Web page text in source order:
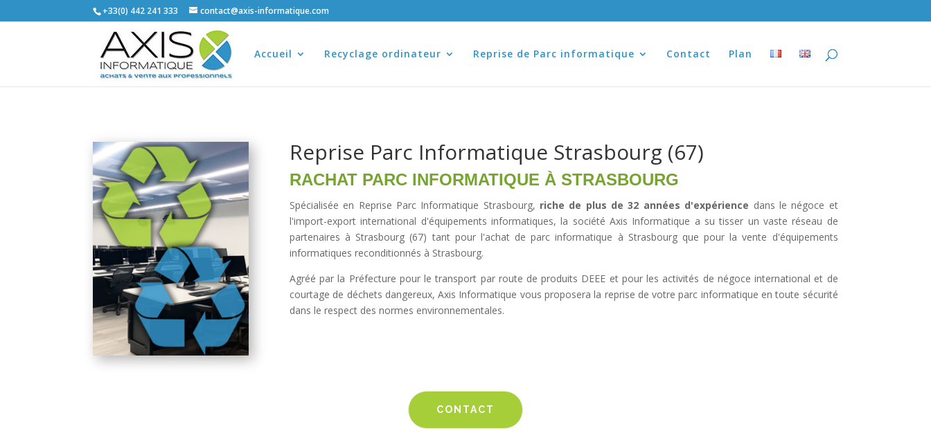
+33(0) 442 241 333 contact@axis-informatique.com
Accueil Recyclage ordinateur Reprise de Parc informatique Contact Plan
Reprise Parc Informatique Strasbourg (67)
RACHAT PARC INFORMATIQUE À STRASBOURG
Spécialisée en Reprise Parc Informatique Strasbourg, riche de plus de 32 années d'expérience dans le négoce et
l'import-export international d'équipements informatiques, la société Axis Informatique a su tisser un vaste réseau de
partenaires à Strasbourg (67) tant pour l'achat de parc informatique à Strasbourgque pour lavente d'équipements
informatiques reconditionnés à Strasbourg.
Agréé par la Préfecture pour le transport par route de produits DEEE et pour les activités de négoce international et de
courtage de déchets dangereux, Axis Informatique vous proposera la reprise de votre parc informatique en toute sécurité
dans le respect des normes environnementales.
CONTACT